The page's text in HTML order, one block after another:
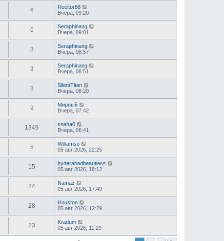
6
Reeltor88
Вчера, 09:20
6
Seraphinang
Вчера, 09:01
3
Seraphinang
Вчера, 08:57
3
Seraphinang
Вчера, 08:51
3
SilentTitan
Вчера, 08:20
9
Мирный
Вчера, 07:42
1349
sneha0
Вчера, 06:41
5
Williamso
05 авг 2026, 22:25
15
hyderabadbeautiess
05 авг 2026, 18:12
24
Namaz
05 авг 2026, 17:49
28
Houston
05 авг 2026, 12:29
23
Kradum
05 авг 2026, 11:29